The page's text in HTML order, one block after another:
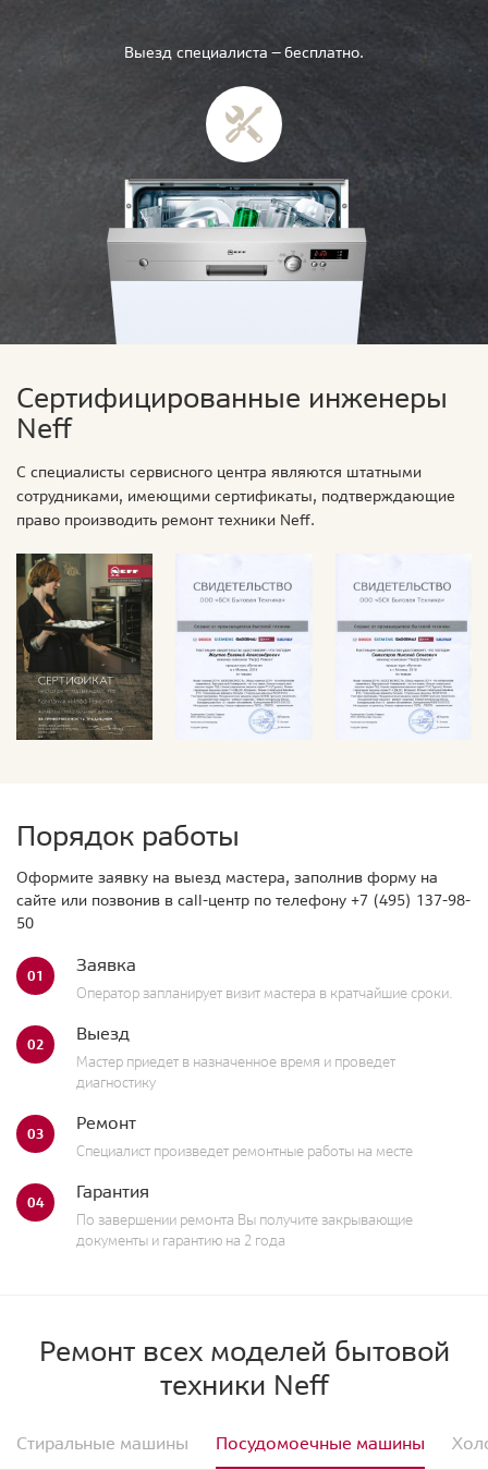
Выезд специалиста — бесплатно.
Сертифицированные инженеры
Neff
С специалисты сервисного центра являются штатными
сотрудниками, имеющими сертификаты, подтверждающие
право производить ремонт техники Neff.
Порядок работы
Оформите заявку на выезд мастера, заполнив форму на
сайте или позвонив в call-центр по телефону +7 (495) 137-98-
50
01 Заявка
Оператор запланирует визит мастера в кратчайшие сроки.
02 Выезд
Мастер приедет в назначенное время и проведет
диагностику
03 Ремонт
Специалист произведет ремонтные работы на месте
04 Гарантия
По завершении ремонта Вы получите закрывающие
документы и гарантию на 2 года
Ремонт всех моделей бытовой
техники Neff
Стиральные машины Посудомоечные машины